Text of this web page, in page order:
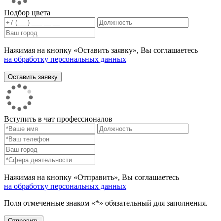
Подбор цвета
Нажимая на кнопку «Оставить заявку», Вы соглашаетесь
на обработку персональных данных
Вступить в чат профессионалов
Нажимая на кнопку «Отправить», Вы соглашаетесь
на обработку персональных данных
Поля отмеченные знаком «*» обязательный для заполнения.